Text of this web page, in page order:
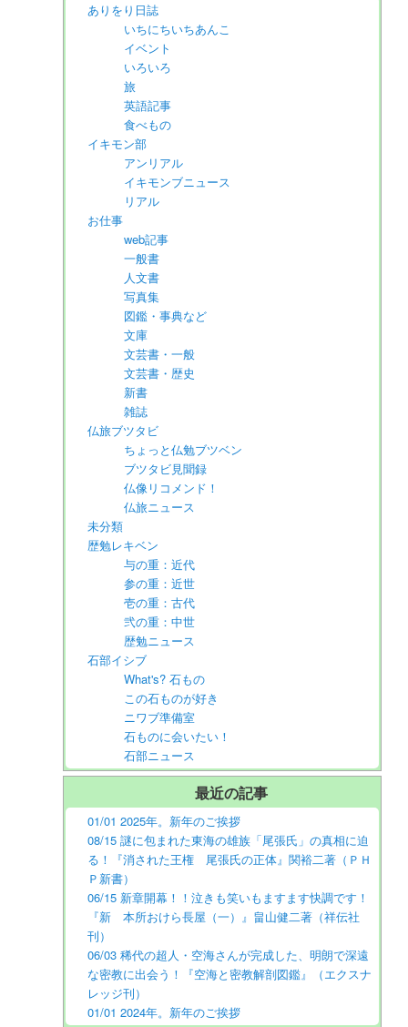
ありをり日誌
いちにちいちあんこ
イベント
いろいろ
旅
英語記事
食べもの
イキモン部
アンリアル
イキモンブニュース
リアル
お仕事
web記事
一般書
人文書
写真集
図鑑・事典など
文庫
文芸書・一般
文芸書・歴史
新書
雑誌
仏旅ブツタビ
ちょっと仏勉ブツベン
ブツタビ見聞録
仏像リコメンド！
仏旅ニュース
未分類
歴勉レキベン
与の重：近代
参の重：近世
壱の重：古代
弐の重：中世
歴勉ニュース
石部イシブ
What's? 石もの
この石ものが好き
ニワブ準備室
石ものに会いたい！
石部ニュース
最近の記事
01/01 2025年。新年のご挨拶
08/15 謎に包まれた東海の雄族「尾張氏」の真相に迫
る！『消された王権 尾張氏の正体』関裕二著（ＰＨ
Ｐ新書）
06/15 新章開幕！！泣きも笑いもますます快調です！
『新 本所おけら長屋（一）』畠山健二著（祥伝社
刊）
06/03 稀代の超人・空海さんが完成した、明朗で深遠
な密教に出会う！『空海と密教解剖図鑑』（エクスナ
レッジ刊）
01/01 2024年。新年のご挨拶